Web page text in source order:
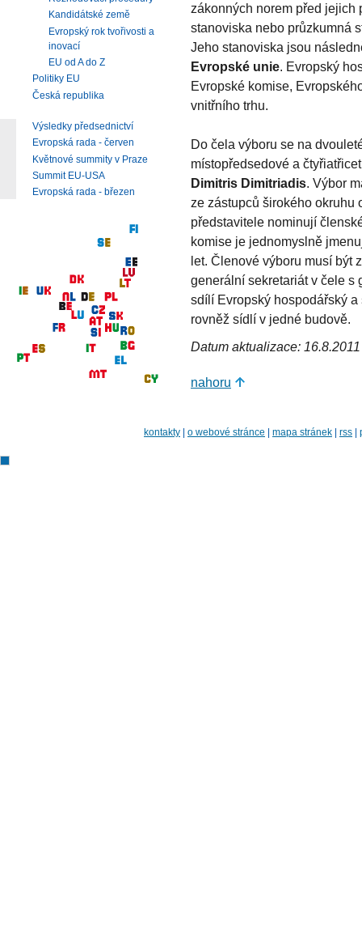
zákonných norem před jejich
stanoviska nebo průzkumná
Jeho stanoviska jsou
Evropské unie. Evropský
Evropské komise,
vnitřního trhu.
Do čela výboru se na
místopředsedové a
Dimitris Dimitriadis. Výbor
ze zástupců širokého okruhu
představitele nominují
komise je jednomyslně
let. Členové výboru musí být
generální sekretariát v čele s
sdílí Evropský hospodářský
rovněž sídlí v jedné budově.
Datum aktualizace:
nahoru
Kandidátské země
Evropský rok tvořivosti a
inovací
EU od A do Z
Politiky EU
Česká republika
Výsledky předsednictví
Evropská rada - červen
Květnové summity v Praze
Summit EU-USA
Evropská rada - březen
kontakty | o webové stránce | mapa stránek | rss |